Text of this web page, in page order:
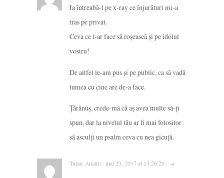
Ia întreabă-l pe x-ray ce înjurături mi-a
tras pe privat.
Ceva ce l-ar face să roșească și pe idolul
vostru!
De altfel le-am pus și pe public, ca să vadă
lumea cu cine are de-a face.
Țărănuș, crede-mă că aș avea multe să-ți
spun, dar la nivelul tău ar fi mai folositor
să asculți un psalm ceva cu nea gicuță.
Tupac Amaru · mai 23, 2017 at 13:26:20 · →